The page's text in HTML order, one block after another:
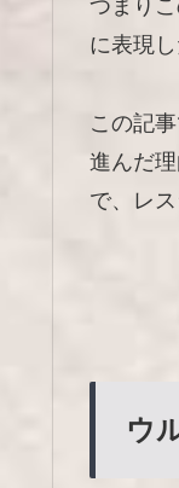
つまり
に表現
この記
進んだ
で、レ
ウ